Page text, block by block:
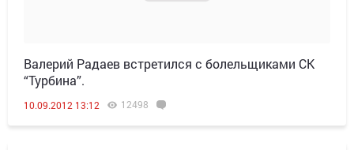
Валерий Радаев встретился с болельщиками СК
“Турбина”.
10.09.2012 13:12 12498